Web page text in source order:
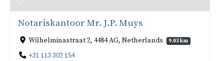
Notariskantoor Mr. J.P. Muys
Wilhelminastraat 2, 4484 AG, Netherlands 9.03 km
+31 113 302 154